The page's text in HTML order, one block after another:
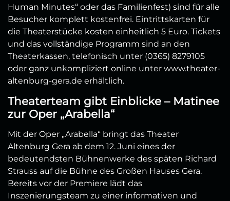
Human Minutes“ oder das Familienfest) sind für alle
Besucher komplett kostenfrei. Eintrittskarten für
die Theaterstücke kosten einheitlich 5 Euro. Tickets
und das vollständige Programm sind an den
Theaterkassen, telefonisch unter (0365) 8279105
oder ganz unkompliziert online unter www.theater-
altenburg-gera.de erhältlich.
Theaterteam gibt Einblicke – Matinee
zur Oper „Arabella“
Mit der Oper „Arabella“ bringt das Theater
Altenburg Gera ab dem 12. Juni eines der
bedeutendsten Bühnenwerke des späten Richard
Strauss auf die Bühne des Großen Hauses Gera.
Bereits vor der Premiere lädt das
Inszenierungsteam zu einer informativen und